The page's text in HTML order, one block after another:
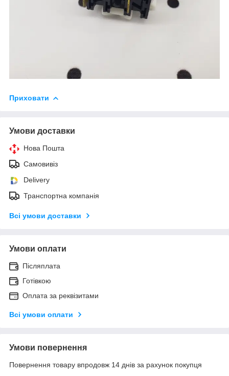
Приховати
Умови доставки
Нова Пошта
Самовивіз
Delivery
Транспортна компанія
Всі умови доставки
Умови оплати
Післяплата
Готівкою
Оплата за реквізитами
Всі умови оплати
Умови повернення
Повернення товару впродовж 14 днів за рахунок покупця